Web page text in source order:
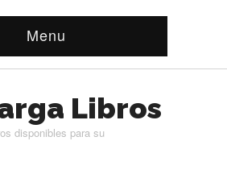
Menu
Libros
disponibles para su